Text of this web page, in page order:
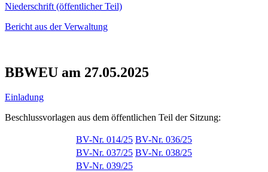
Niederschrift (öffentlicher Teil)
Bericht aus der Verwaltung
BBWEU am 27.05.2025
Einladung
Beschlussvorlagen aus dem öffentlichen Teil der Sitzung:
BV-Nr. 014/25 BV-Nr. 036/25
BV-Nr. 037/25 BV-Nr. 038/25
BV-Nr. 039/25